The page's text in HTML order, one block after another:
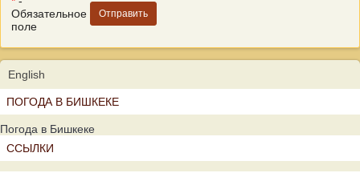
Обязательное
поле
English
ПОГОДА В БИШКЕКЕ
Погода в Бишкеке
ССЫЛКИ